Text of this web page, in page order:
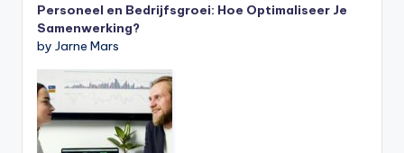
Personeel en Bedrijfsgroei: Hoe Optimaliseer Je
Samenwerking?
by Jarne Mars